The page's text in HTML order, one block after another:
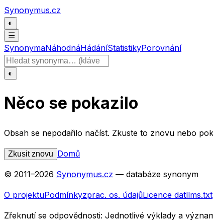
Přeskočit na obsah
Synonymus.cz
◐
☰
SynonymaNáhodnáHádáníStatistikyPorovnání
Hledat slovo
◐
Něco se pokazilo
Obsah se nepodařilo načíst. Zkuste to znovu nebo
Zkusit znovu Domů
© 2011–2026 Synonymus.cz — databáze synonym
O projektuPodmínkyzprac. os. údajůLicence datllms.txt
Zřeknutí se odpovědnosti: Jednotlivé výklady a